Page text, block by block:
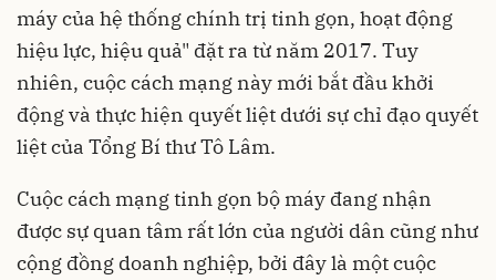
máy của hệ thống chính trị tinh gọn, hoạt động
hiệu lực, hiệu quả" đặt ra từ năm 2017. Tuy
nhiên, cuộc cách mạng này mới bắt đầu khởi
động và thực hiện quyết liệt dưới sự chỉ đạo quyết
liệt của Tổng Bí thư Tô Lâm.
Cuộc cách mạng tinh gọn bộ máy đang nhận
được sự quan tâm rất lớn của người dân cũng như
cộng đồng doanh nghiệp, bởi đây là một cuộc